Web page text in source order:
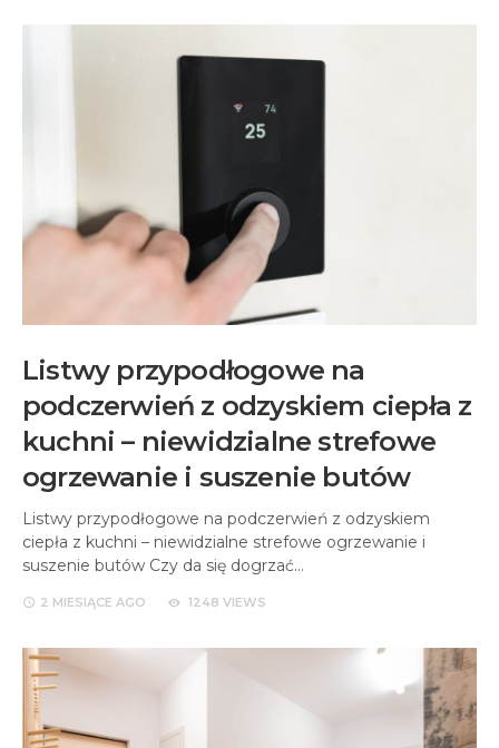
Listwy przypodłogowe na
podczerwień z odzyskiem ciepła z
kuchni – niewidzialne strefowe
ogrzewanie i suszenie butów
Listwy przypodłogowe na podczerwień z odzyskiem
ciepła z kuchni – niewidzialne strefowe ogrzewanie i
suszenie butów Czy da się dogrzać…
2 MIESIĄCE AGO 1248 VIEWS